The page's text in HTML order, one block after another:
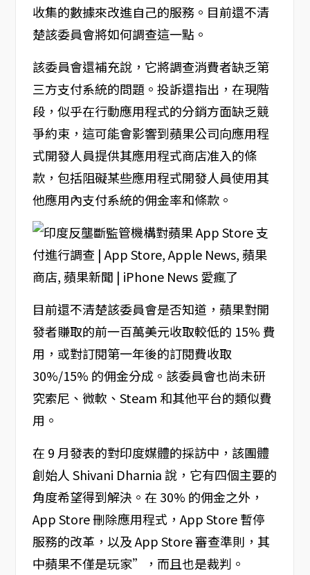
收集的數據來改進自己的服務。目前還不清
楚該委員會將如何調查這一點。
該委員會還補充說，它將調查消費者缺乏第
三方支付系統的問題。投訴還指出，在現階
段，似乎在行動應用程式的分銷方面缺乏競
爭約束，這可能會影響到蘋果公司向應用程
式開發人員提供其應用程式商店准入的條
款，包括阻礙某些應用程式開發人員使用其
他應用內支付系統的佣金率和條款。
目前還不清楚該委員會是否知道，蘋果對開
發者賺取的前一百萬美元收取較低的 15% 費
用，或對訂閱第一年後的訂閱費收取
30%/15% 的佣金分成。該委員會也尚未研
究索尼、微軟、Steam 和其他平台的類似費
用。
在 9 月發表的對印度媒體的採訪中，該團體
創始人 Shivani Dharnia 說，它有四個主要的
角度希望得到解決。在 30% 的佣金之外，
App Store 刪除應用程式，App Store 暫停
服務的改革，以及 App Store 審查準則，其
中蘋果不僅是玩家”，而且也是裁判。